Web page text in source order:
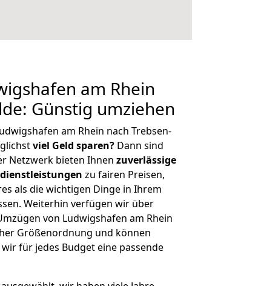
am Rhein
Günstig umziehen
am Rhein nach Trebsen-
viel Geld sparen? Dann sind
Netzwerk bieten Ihnen zuverlässige
zu fairen Preisen,
als die wichtigen Dinge in Ihrem
Weiterhin verfügen wir über
von Ludwigshafen am Rhein
Größenordnung und können
für jedes Budget eine passende